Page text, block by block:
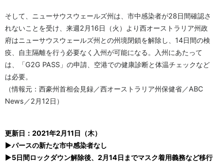
そして、ニューサウスウェールズ州は、市中感染者が28日間確認さ
れないことを受け、来週2月16日（火）より西オーストラリア州政
府はニューサウスウェールズ州との州境閉鎖を解除し、14日間の検
疫、自主隔離を行う必要なく入州が可能になる。入州にあたって
は、「G2G PASS」の申請、空港での健康診断と体温チェックなど
は必要。
（情報元：西豪州首相会見録／西オーストラリア州保健省／ABC
News／2月12日）
更新日：2021年2月11日（木）
▶パースの新たな市中感染者なし
▶5日間ロックダウン解除後、2月14日までマスク着用義務など移行